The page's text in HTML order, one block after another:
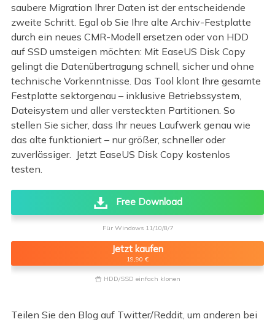
saubere Migration Ihrer Daten ist der entscheidende
zweite Schritt. Egal ob Sie Ihre alte Archiv-Festplatte
durch ein neues CMR-Modell ersetzen oder von HDD
auf SSD umsteigen möchten: Mit EaseUS Disk Copy
gelingt die Datenübertragung schnell, sicher und ohne
technische Vorkenntnisse. Das Tool klont Ihre gesamte
Festplatte sektorgenau – inklusive Betriebssystem,
Dateisystem und aller versteckten Partitionen. So
stellen Sie sicher, dass Ihr neues Laufwerk genau wie
das alte funktioniert – nur größer, schneller oder
zuverlässiger. Jetzt EaseUS Disk Copy kostenlos
testen.
Free Download
Für Windows 11/10/8/7
Jetzt kaufen
19,90 €
 HDD/SSD einfach klonen
Teilen Sie den Blog auf Twitter/Reddit, um anderen bei